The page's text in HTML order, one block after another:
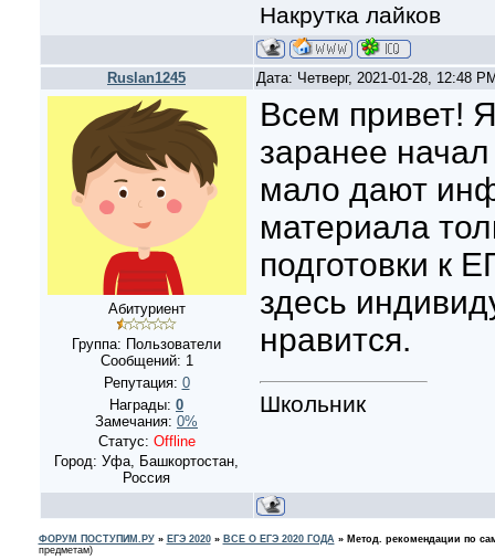
Накрутка лайков
Ruslan1245 Дата: Четверг, 2021-01-28, 12:48
Абитуриент
Группа: Пользователи
Сообщений: 1
Репутация: 0
Награды: 0
Замечания: 0%
Статус: Offline
Город: Уфа, Башкортостан,
Россия
Всем привет!
заранее
мало дают
материала
подготовки к
здесь
нравится.
Школьник
ФОРУМ ПОСТУПИМ.РУ» ЕГЭ 2020» ВСЕ О ЕГЭ 2020 ГОДА » Метод. рекомендации по
предметам)